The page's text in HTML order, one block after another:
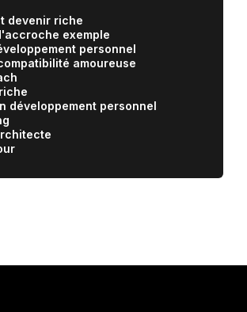
devenir riche
exemple
personnel
amoureuse
développement personnel